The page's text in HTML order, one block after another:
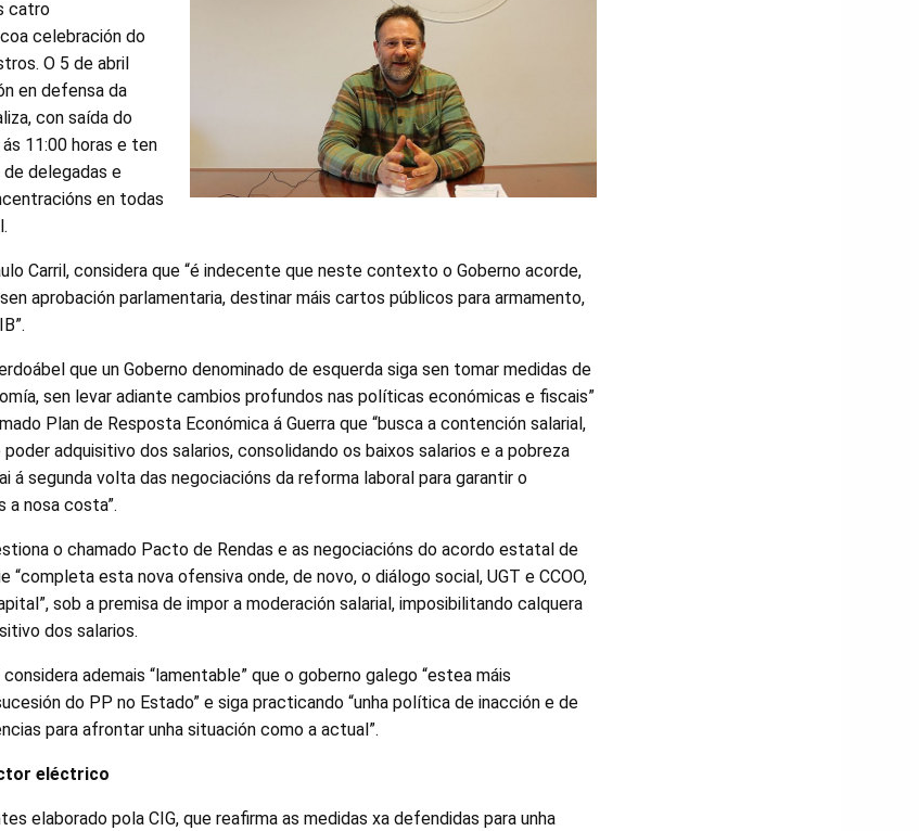
catro
celebración do
O 5 de abril
en defensa da
con saída do
11:00 horas e ten
delegadas e
en todas
Carril, considera que “é indecente que neste contexto o Goberno acorde,
aprobación parlamentaria, destinar máis cartos públicos para armamento,
que un Goberno denominado de esquerda siga sen tomar medidas de
sen levar adiante cambios profundos nas políticas económicas e fiscais”
Plan de Resposta Económica á Guerra que “busca a contención salarial,
adquisitivo dos salarios, consolidando os baixos salarios e a pobreza
á segunda volta das negociacións da reforma laboral para garantir o
a nosa costa”.
o chamado Pacto de Rendas e as negociacións do acordo estatal de
“completa esta nova ofensiva onde, de novo, o diálogo social, UGT e CCOO,
sob a premisa de impor a moderación salarial, imposibilitando calquera
dos salarios.
ademais “lamentable” que o goberno galego “estea máis
do PP no Estado” e siga practicando “unha política de inacción e de
para afrontar unha situación como a actual”.
eléctrico
elaborado pola CIG, que reafirma as medidas xa defendidas para unha